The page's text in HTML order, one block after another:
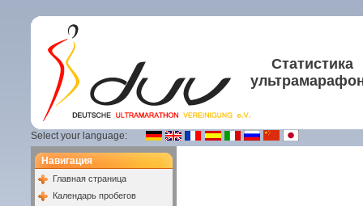
Статистика
Select your language:
Навигация
Главная страница
Календарь пробегов